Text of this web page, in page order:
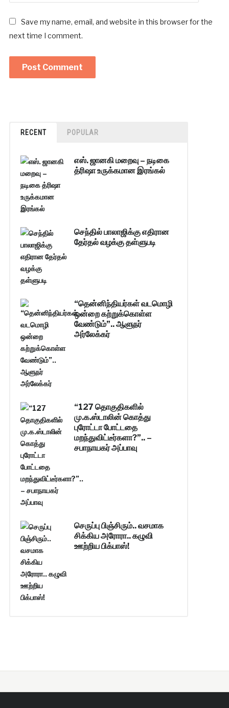
Save my name, email, and website in this browser for the
next time I comment.
RECENT POPULAR
எஸ். ஜானகி மறைவு – நடிகை
த்ரிஷா உருக்கமான இரங்கல்
செந்தில் பாலாஜிக்கு எதிரான
தேர்தல் வழக்கு தள்ளுபடி
“தென்னிந்தியர்கள் வடமொழி
ஒன்றை கற்றுக்கொள்ள
வேண்டும்”.. ஆளுநர்
அர்லேக்கர்
“127 தொகுதிகளில்
மு.க.ஸ்டாலின் கொத்து
புரோட்டா போட்டதை
மறந்துவிட்டீர்களா?”.. –
சபாநாயகர் அப்பாவு
செருப்பு பிஞ்சிரும்.. வசமாக
சிக்கிய அரோரா.. கழுவி
ஊற்றிய பிக்பாஸ்!